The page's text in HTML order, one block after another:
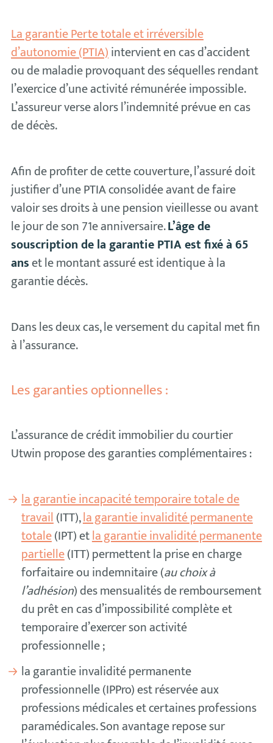
La garantie Perte totale et irréversible
d’autonomie (PTIA)intervient en cas d’accident
ou de maladie provoquant des séquelles rendant
l’exercice d’une activité rémunérée impossible.
L’assureur verse alors l’indemnité prévue en cas
de décès.
Afin de profiter de cette couverture, l’assuré doit
justifier d’une PTIA consolidée avant de faire
valoir ses droits à une pension vieillesse ou avant
le jour de son 71e anniversaire.L’âge de
souscription de la garantie PTIA est fixé à 65
anset le montant assuré est identique à la
garantie décès.
Dans les deux cas, le versement du capital met fin
à l’assurance.
Les garanties optionnelles :
L’assurance de crédit immobilier du courtier
Utwin propose des garanties complémentaires :
la garantie incapacité temporaire totale de
travail(ITT),la garantie invalidité permanente
totale(IPT) etla garantie invalidité permanente
partielle(ITT) permettent la prise en charge
forfaitaire ou indemnitaire (au choix à
l’adhésion) des mensualités de remboursement
du prêt en cas d’impossibilité complète et
temporaire d’exercer son activité
professionnelle ;
la garantie invalidité permanente
professionnelle (IPPro) est réservée aux
professions médicales et certaines professions
paramédicales. Son avantage repose sur